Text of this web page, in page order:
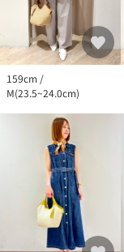
159cm /
M(23.5~24.0cm)